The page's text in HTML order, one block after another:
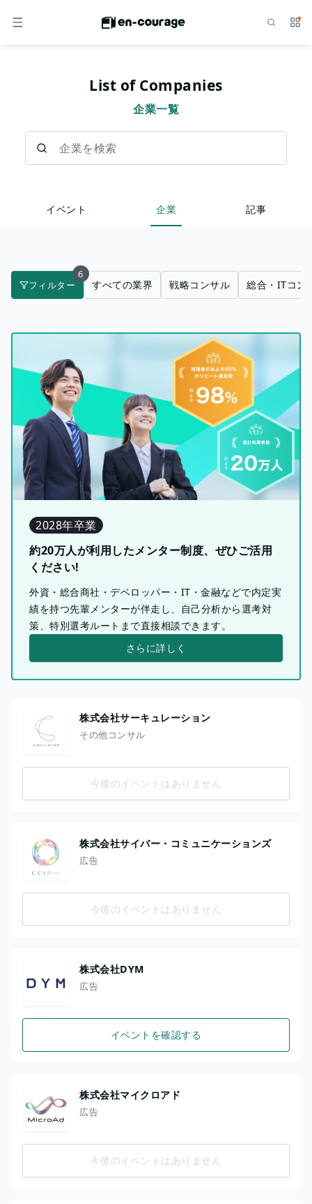
メニュー サ
List of Companies
企業一覧
イベント 企業 記事
フィルター
6
すべての業界 戦略コンサル 総合・ITコン
2028年卒業
約20万人が利用したメンター制度、ぜひご活用
ください!
外資・総合商社・デベロッパー・IT・金融などで内定実
績を持つ先輩メンターが伴走し、自己分析から選考対
策、特別選考ルートまで直接相談できます。
さらに詳しく
株式会社サーキュレーション
その他コンサル
今後のイベントはありません
株式会社サイバー・コミュニケーションズ
広告
今後のイベントはありません
株式会社DYM
広告
イベントを確認する
株式会社マイクロアド
広告
今後のイベントはありません